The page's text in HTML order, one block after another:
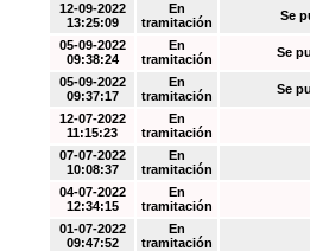
12-09-2022
13:25:09
En
tramitación
Se
05-09-2022
09:38:24
En
tramitación
Se
05-09-2022
09:37:17
En
tramitación
Se
12-07-2022
11:15:23
En
tramitación
07-07-2022
10:08:37
En
tramitación
04-07-2022
12:34:15
En
tramitación
01-07-2022
09:47:52
En
tramitación